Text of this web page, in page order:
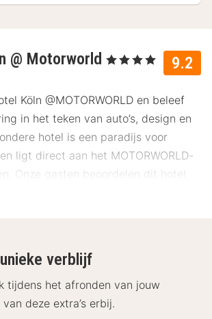
9.2
@ Motorworld , 4 Sterren
Köln @MOTORWORLD en beleef
in het teken van auto’s, design en
hotel is een paradijs voor
ligt direct aan het MOTORWORLD-
Onze gasten beoordelen dit hotel
9.2.
het MOTORWORLD Keulen-
en op korte afstand van het
hotel ben je snel bij de Keulse
verblijf
tijdens het afronden van jouw
deze extra’s erbij.